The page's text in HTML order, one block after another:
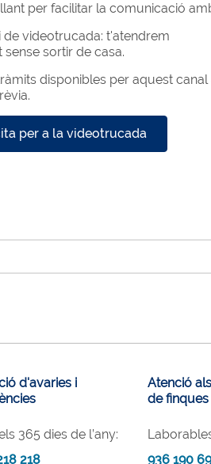
per facilitar la comunicació
de videotrucada: t'atendrem
sortir de casa.
disponibles per aquest canal
per a la videotrucada
d'avaries i
365 dies de l’any:
218
Atenció
de finques
936 190